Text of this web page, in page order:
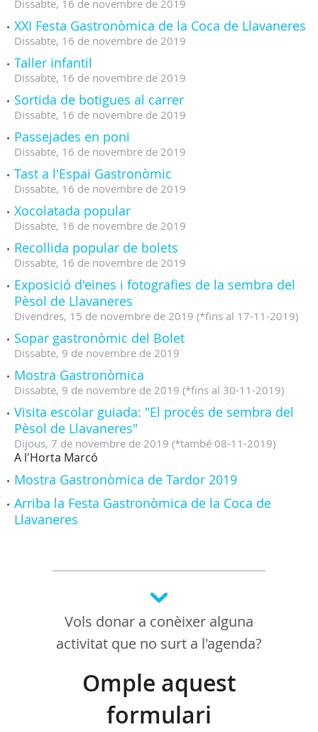
Dissabte, 16 de novembre de 2019
XXI Festa Gastronòmica de la Coca de Llavaneres
Dissabte, 16 de novembre de 2019
Taller infantil
Dissabte, 16 de novembre de 2019
Sortida de botigues al carrer
Dissabte, 16 de novembre de 2019
Passejades en poni
Dissabte, 16 de novembre de 2019
Tast a l'Espai Gastronòmic
Dissabte, 16 de novembre de 2019
Xocolatada popular
Dissabte, 16 de novembre de 2019
Recollida popular de bolets
Dissabte, 16 de novembre de 2019
Exposició d'eines i fotografies de la sembra del
Pèsol de Llavaneres
Divendres, 15 de novembre de 2019 (*fins al 17-11-2019)
Sopar gastronòmic del Bolet
Dissabte, 9 de novembre de 2019
Mostra Gastronòmica
Dissabte, 9 de novembre de 2019 (*fins al 30-11-2019)
Visita escolar guiada: "El procés de sembra del
Pèsol de Llavaneres"
Dijous, 7 de novembre de 2019 (*també 08-11-2019)
A l'Horta Marcó
Mostra Gastronòmica de Tardor 2019
Arriba la Festa Gastronòmica de la Coca de
Llavaneres
Vols donar a conèixer alguna
activitat que no surt a l'agenda?
Omple aquest
formulari